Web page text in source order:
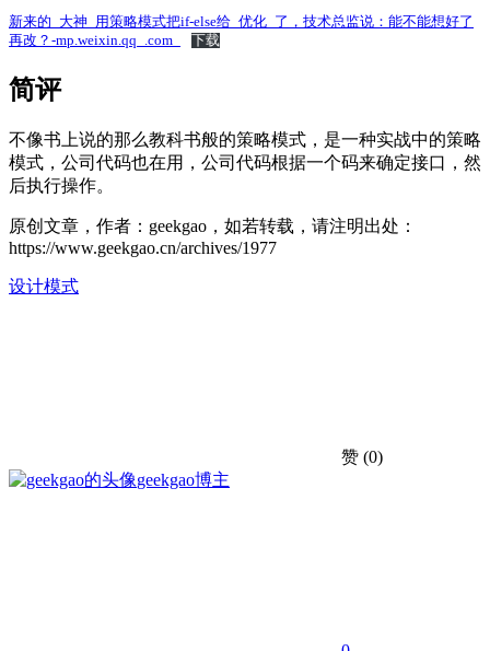
新来的_大神_用策略模式把if-else给_优化_了，技术总监说：能不能想好了
再改？-mp.weixin.qq_.com_
下载
简评
不像书上说的那么教科书般的策略模式，是一种实战中的策略
模式，公司代码也在用，公司代码根据一个码来确定接口，然
后执行操作。
原创文章，作者：geekgao，如若转载，请注明出处：
https://www.geekgao.cn/archives/1977
设计模式
赞 (0)
geekgao博主